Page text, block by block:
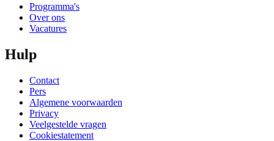
Programma's
Over ons
Vacatures
Hulp
Contact
Pers
Algemene voorwaarden
Privacy
Veelgestelde vragen
Cookiestatement